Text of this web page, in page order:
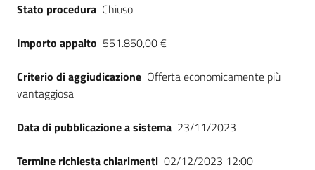
Stato procedura Chiuso
Importo appalto 551.850,00 €
Criterio di aggiudicazione Offerta economicamente più
vantaggiosa
Data di pubblicazione a sistema 23/11/2023
Termine richiesta chiarimenti 02/12/2023 12:00